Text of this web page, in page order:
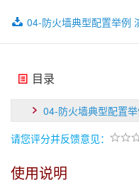
04-防火墙典型配置举例
目录
04-防火墙典型配置
请您评分并反馈意见：
使用说明